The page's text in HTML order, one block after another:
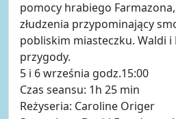
pomocy hrabiego
złudzenia przypominający
pobliskim miasteczku. Waldi
przygody.
5 i 6 września godz.15:00
Czas seansu: 1h 25 min
Reżyseria: Caroline Origer